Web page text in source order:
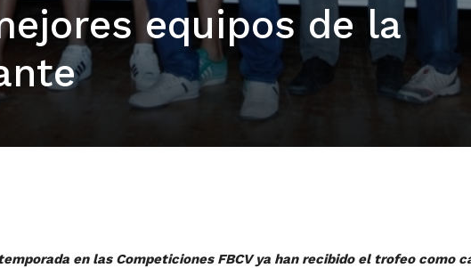
equipos de la
en las Competiciones FBCV ya han recibido el trofeo como